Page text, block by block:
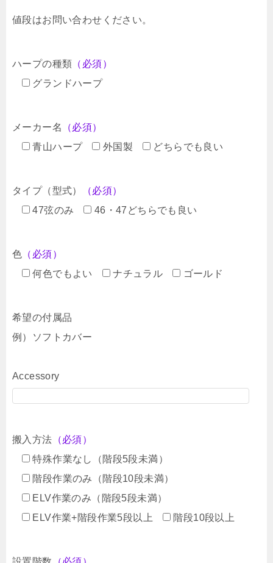
値段はお問い合わせください。
ハープの種類 （必須）
グランドハープ
メーカー名
（必須）
青山ハープ
外国製 どちらでも良い
タイプ（型式）
（必須）
47弦のみ
46・47どちらでも良い
色 （必須）
何色でもよい
ナチュラル ゴールド
希望の付属品
例）ソフトカバー
Accessory
搬入方法 （必須）
特殊作業なし（階段5段未満）
階段作業のみ（階段10段未満）
ELV作業のみ（階段5段未満）
ELV作業+階段作業5段以上
階段10段以上